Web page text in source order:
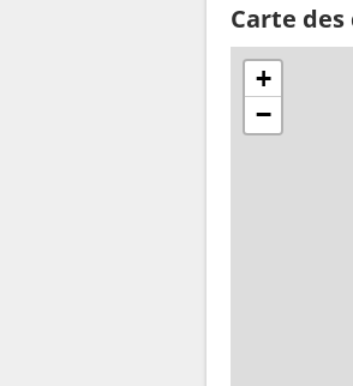
Carte des
+
−